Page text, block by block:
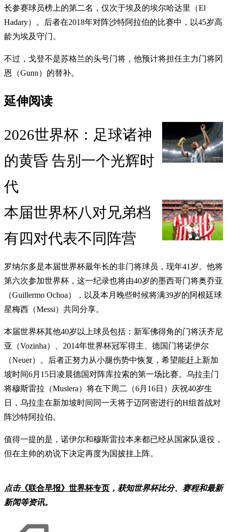
长参赛球员榜上的第二名，仅次于埃及的埃尔哈达里（El
Hadary）。后者在2018年对阵沙特阿拉伯的比赛中，以45岁高
龄为埃及守门。
不过，戈登不是苏格兰的头号门将，他预计将担任主力门将冈
恩（Gunn）的替补。
延伸阅读
2026世界杯：足球诸神
的黄昏 告别一个光辉时
代
本届世界杯八对兄弟档
有四对代表不同阵营
罗纳尔多是本届世界杯最年长的非门将球员，现年41岁。他将
第六次参加世界杯，这一纪录也将由40岁的墨西哥门将奥乔亚
（Guillermo Ochoa），以及本月晚些时候将满39岁的阿根廷球
星梅西（Messi）共同分享。
本届世界杯其他40岁以上球员包括：新军佛得角的门将沃齐尼
亚（Vozinha）、2014年世界杯冠军得主、德国门将诺伊尔
（Neuer）。后者正努力从小腿伤势中恢复，希望能赶上新加
坡时间6月15日凌晨德国对阵库拉索的第一场比赛。乌拉圭门
将穆斯雷拉（Muslera）将在下周二（6月16日）庆祝40岁生
日，乌拉圭在新加坡时间同一天将于迈阿密进行的H组首战对
阵沙特阿拉伯。
值得一提的是，诺伊尔和穆斯雷拉本来都已经从国家队退役，
但在主帅的劝说下决定再度为国披挂上阵。
点击《联合早报》世界杯专页 ，获知世界杯比分、赛程和最新
新闻等资讯。